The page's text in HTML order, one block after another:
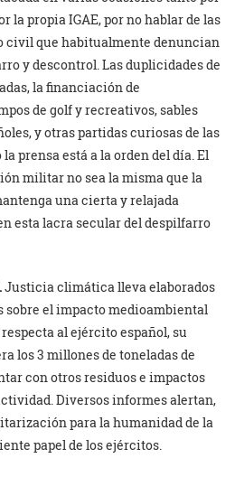
la propia IGAE, por no hablar de las
civil que habitualmente denuncian
y descontrol. Las duplicidades de
la financiación de
de golf y recreativos, sables
y otras partidas curiosas de las
prensa está a la orden del día. El
militar no sea la misma que la
una cierta y relajada
esta lacra secular del despilfarro
Justicia climática lleva elaborados
el impacto medioambiental
al ejército español, su
los 3 millones de toneladas de
con otros residuos e impactos
Diversos informes alertan,
para la humanidad de la
papel de los ejércitos.